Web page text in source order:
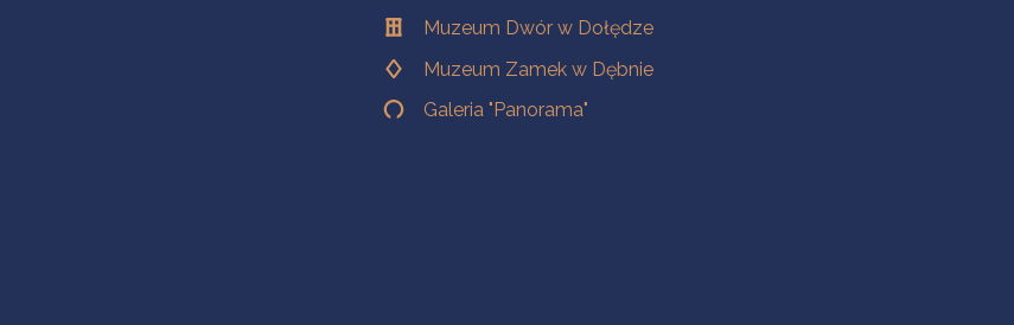
Muzeum Dwór w Dołędze
Muzeum Zamek w Dębnie
Galeria "Panorama"